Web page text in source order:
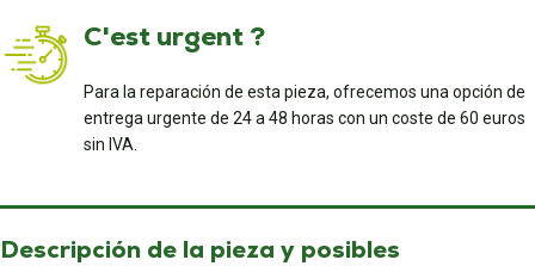
C'est urgent ?
Para la reparación de esta pieza, ofrecemos una opción de
entrega urgente de 24 a 48 horas con un coste de 60 euros
sin IVA.
Descripción de la pieza y posibles